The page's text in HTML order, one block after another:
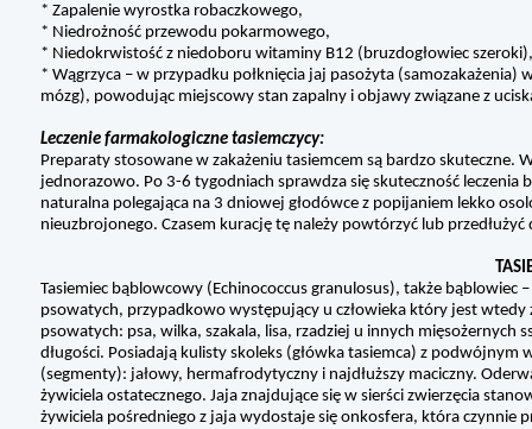
* Zapalenie wyrostka robaczkowego,
* Niedrożność przewodu pokarmowego,
* Niedokrwistość z niedoboru witaminy B12 (bruzdogłowiec szeroki),
* Wągrzyca – w przypadku połknięcia jaj pasożyta
mózg), powodując miejscowy stan zapalny i objawy związane z
Leczenie farmakologiczne tasiemczycy:
Preparaty stosowane w zakażeniu tasiemcem są bardzo skuteczne.
jednorazowo. Po 3-6 tygodniach sprawdza się skuteczność leczenia
naturalna polegająca na 3 dniowej głodówce z popijaniem lekko
nieuzbrojonego. Czasem kurację tę należy powtórzyć lub przedłużyć
Tasiemiec bąblowcowy (Echinococcus granulosus), także
psowatych, przypadkowo występujący u człowieka który jest
psowatych: psa, wilka, szakala, lisa, rzadziej u innych mięsożernych
długości. Posiadają kulisty skoleks (główka tasiemca) z
(segmenty): jałowy, hermafrodytyczny i najdłuższy maciczny.
żywiciela ostatecznego. Jaja znajdujące się w sierści zwierzęcia
żywiciela pośredniego z jaja wydostaje się onkosfera, która czynnie